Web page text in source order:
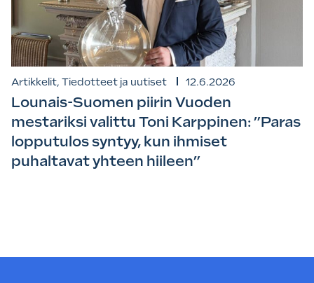
Artikkelit, Tiedotteet ja uutiset 12.6.2026
Lounais-Suomen piirin Vuoden
mestariksi valittu Toni Karppinen: ”Paras
lopputulos syntyy, kun ihmiset
puhaltavat yhteen hiileen”